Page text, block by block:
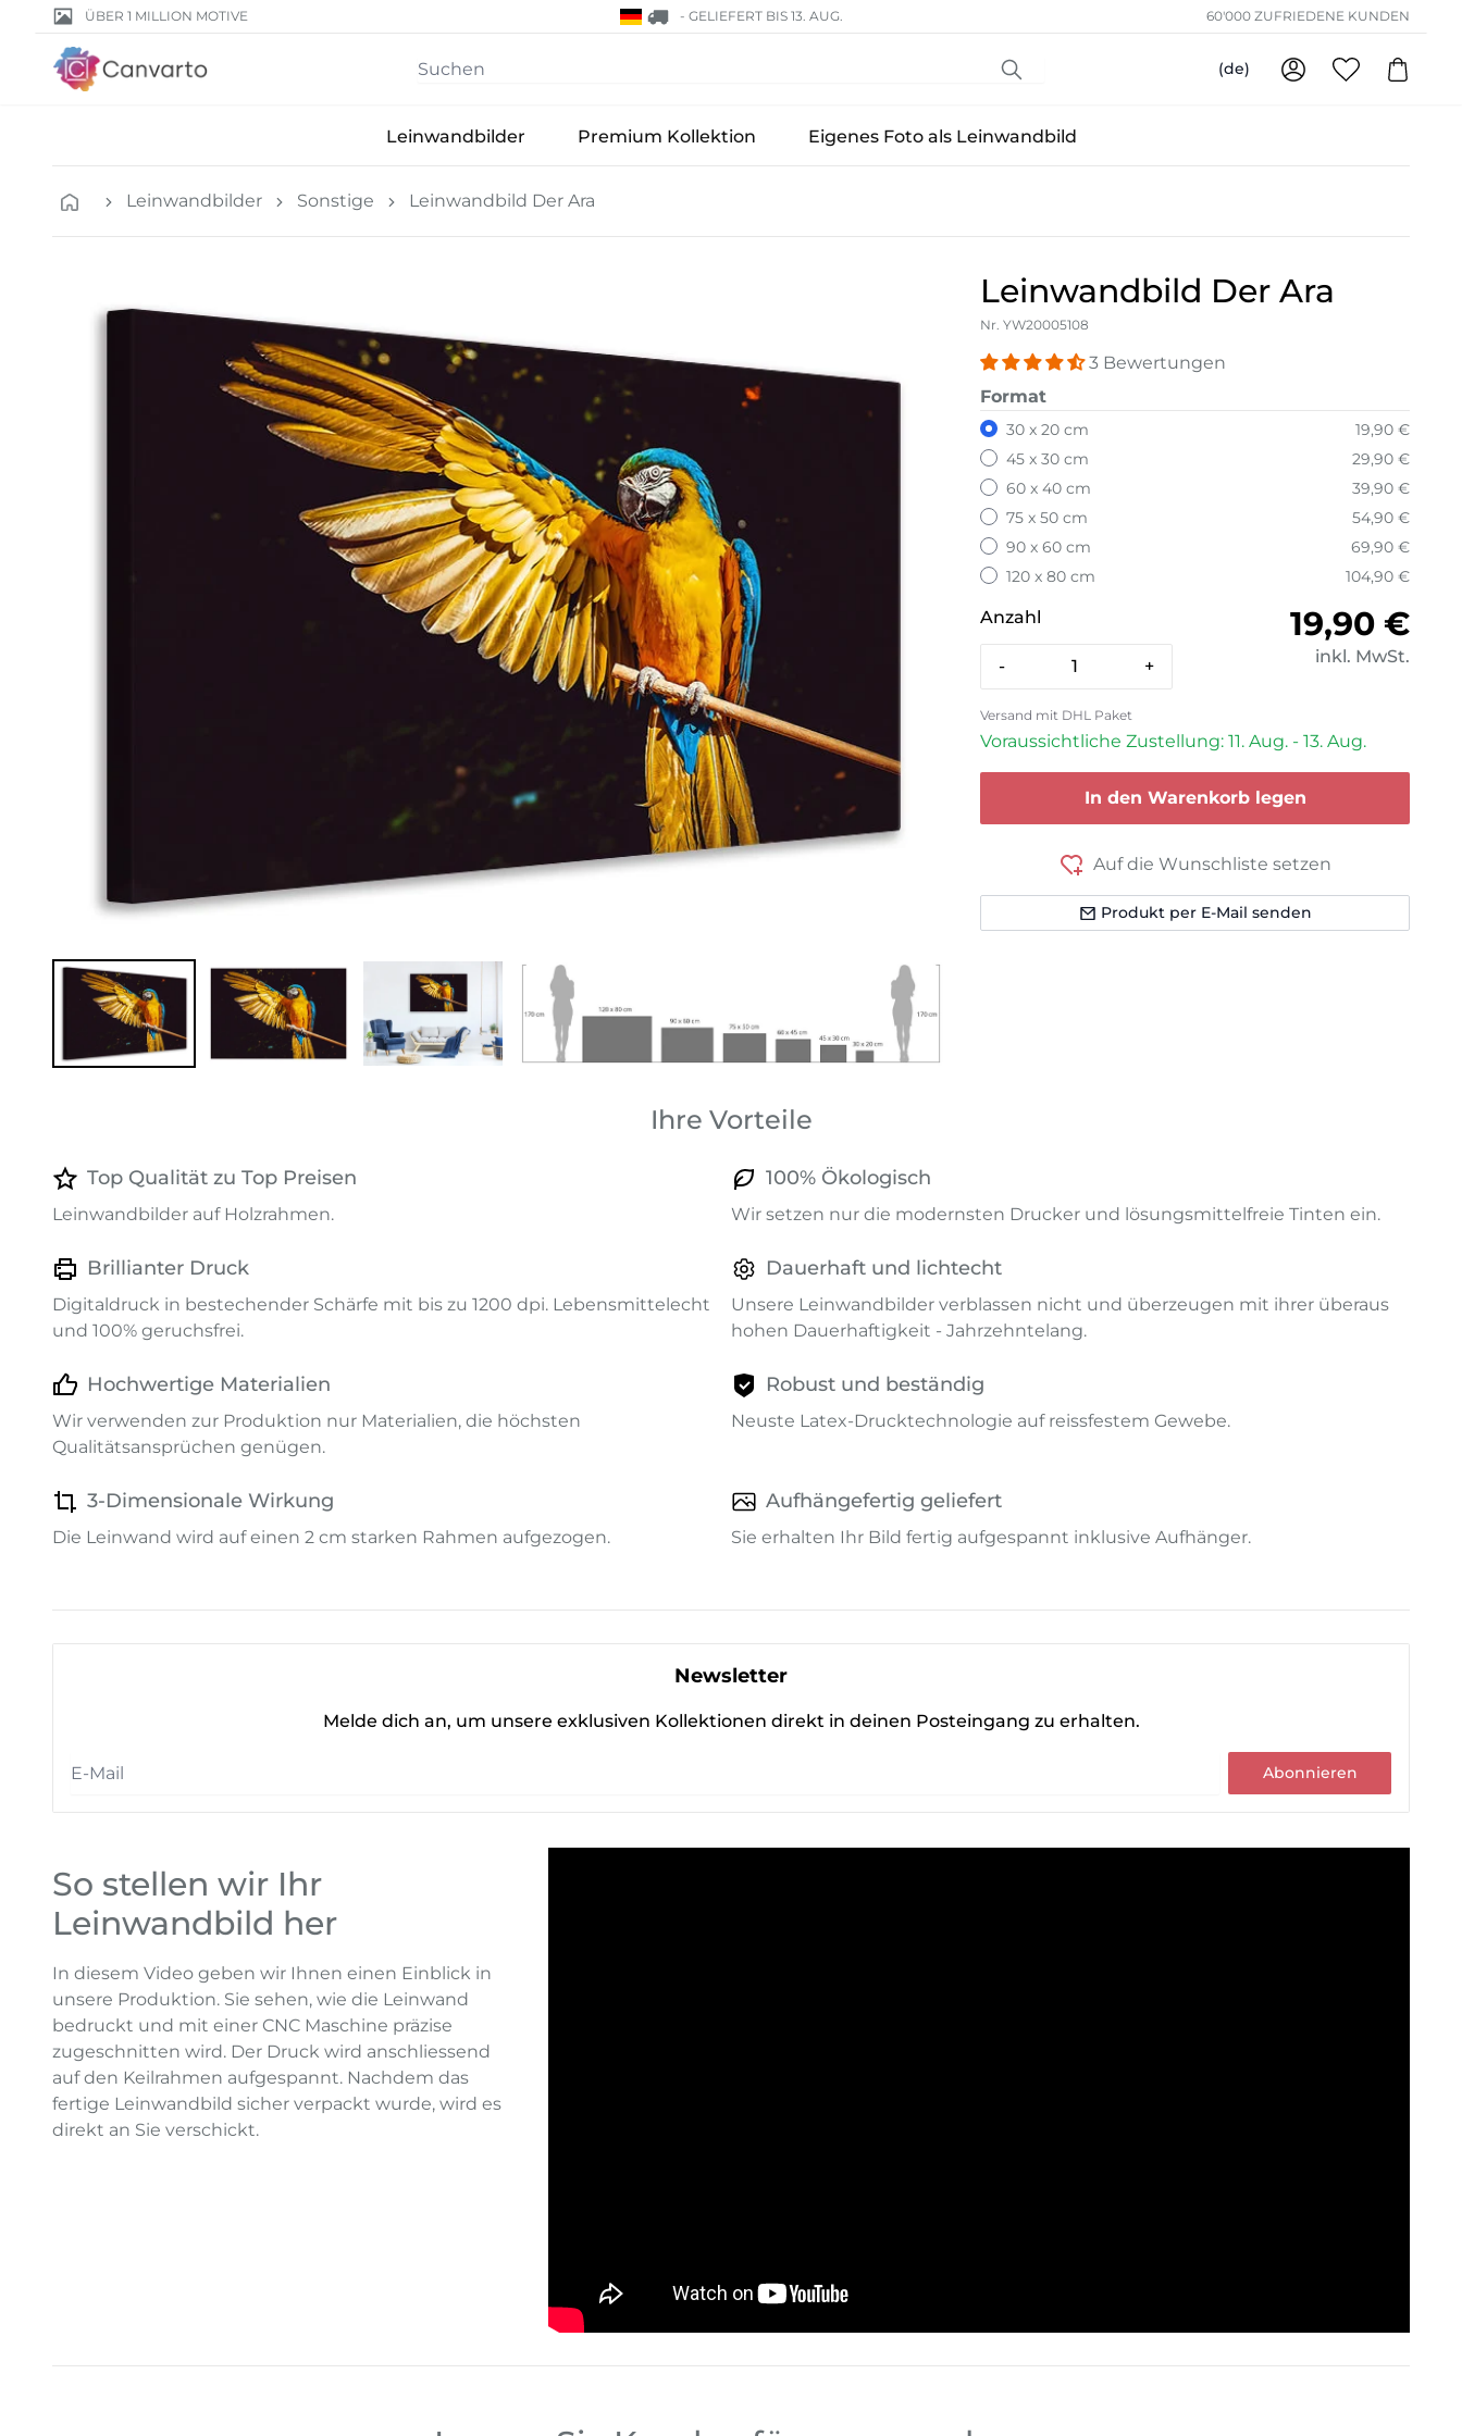
ÜBER 1 MILLION MOTIVE - GELIEFERT BIS 13. AUG. 60'000 ZUFRIEDENE KUNDEN
(de)
Leinwandbilder Premium Kollektion Eigenes Foto als Leinwandbild
Leinwandbilder Sonstige Leinwandbild Der Ara
Leinwandbild Der Ara
Nr. YW20005108
3 Bewertungen
Format
30 x 20 cm
19,90 €
45 x 30 cm
29,90 €
60 x 40 cm
39,90 €
75 x 50 cm
54,90 €
90 x 60 cm
69,90 €
120 x 80 cm
104,90 €
Anzahl
- +
Normaler
19,90 €
inkl. MwSt.
Versand mit DHL Paket
Voraussichtliche Zustellung: 11. Aug. - 13. Aug.
In den Warenkorb legen
Auf die Wunschliste setzen
Produkt per E-Mail senden
Ihre Vorteile
Top Qualität zu Top Preisen
Leinwandbilder auf Holzrahmen.
100% Ökologisch
Wir setzen nur die modernsten Drucker und lösungsmittelfreie Tinten ein.
Brillianter Druck
Digitaldruck in bestechender Schärfe mit bis zu 1200 dpi. Lebensmittelecht
und 100% geruchsfrei.
Dauerhaft und lichtecht
Unsere Leinwandbilder verblassen nicht und überzeugen mit ihrer überaus
hohen Dauerhaftigkeit - Jahrzehntelang.
Hochwertige Materialien
Wir verwenden zur Produktion nur Materialien, die höchsten
Qualitätsansprüchen genügen.
Robust und beständig
Neuste Latex-Drucktechnologie auf reissfestem Gewebe.
3-Dimensionale Wirkung
Die Leinwand wird auf einen 2 cm starken Rahmen aufgezogen.
Aufhängefertig geliefert
Sie erhalten Ihr Bild fertig aufgespannt inklusive Aufhänger.
Newsletter
Melde dich an, um unsere exklusiven Kollektionen direkt in deinen Posteingang zu erhalten.
Abonnieren
So stellen wir Ihr
Leinwandbild her
In diesem Video geben wir Ihnen einen Einblick in
unsere Produktion. Sie sehen, wie die Leinwand
bedruckt und mit einer CNC Maschine präzise
zugeschnitten wird. Der Druck wird anschliessend
auf den Keilrahmen aufgespannt. Nachdem das
fertige Leinwandbild sicher verpackt wurde, wird es
direkt an Sie verschickt.